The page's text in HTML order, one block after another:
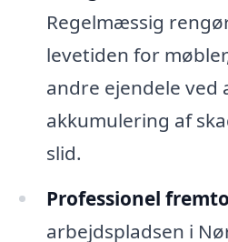
Regelmæssig
levetiden for
andre ejendele ved
akkumulering af
slid.
Professionel
arbejdspladsen i